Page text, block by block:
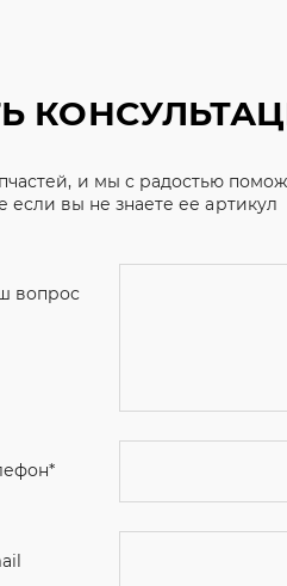
и мы с радостью
если вы не знаете ее артикул
вопрос
Я соглашаюсь с